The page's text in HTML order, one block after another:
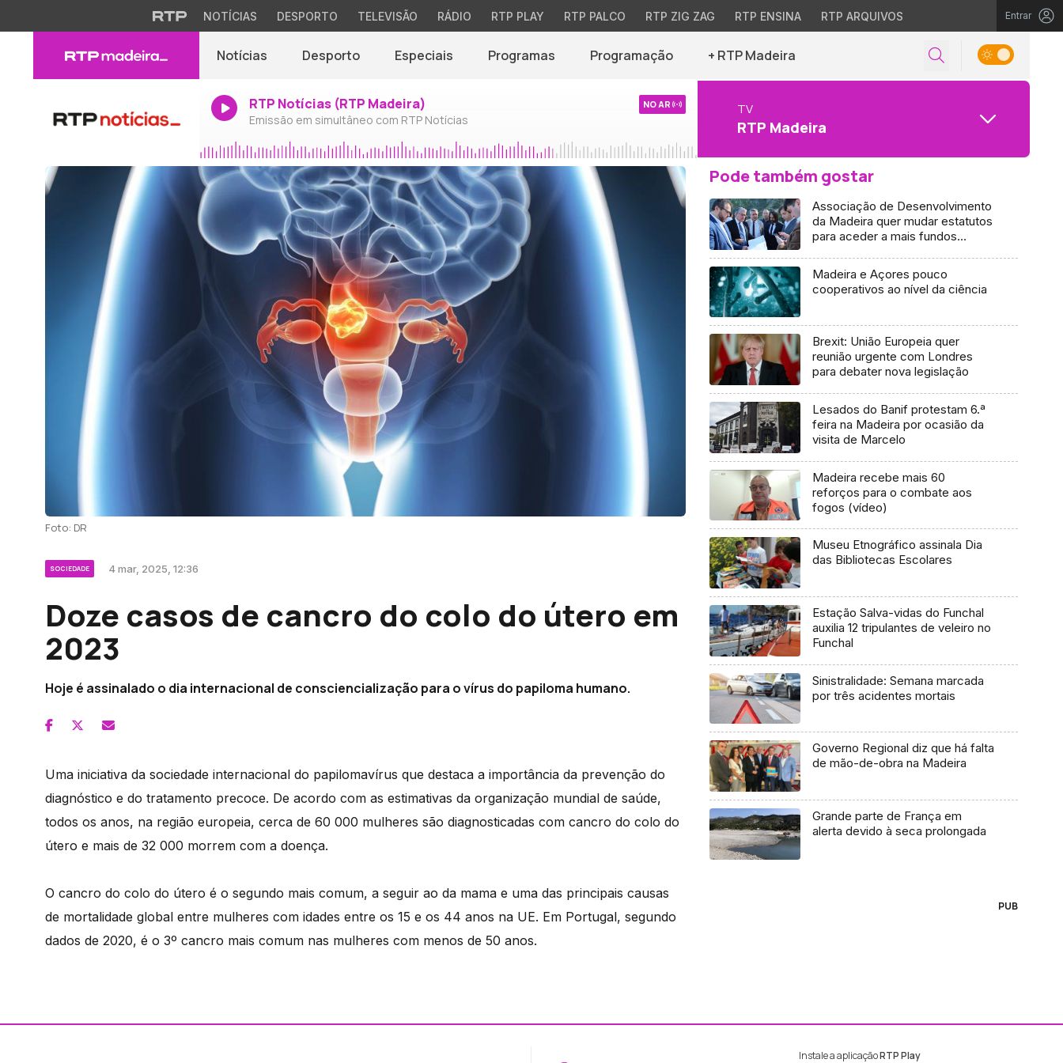
NOTÍCIAS DESPORTO TELEVISÃO RÁDIO RTP PLAY RTP PALCO RTP ZIG ZAG RTP ENSINA RTP ARQUIVOS Entrar
Notícias Desporto Especiais Programas Programação + RTP Madeira
RTP Notícias (RTP Madeira)
Emissão em simultâneo com RTP Notícias
NO AR TV
RTP Madeira
Foto: DR
SOCIEDADE 4 mar, 2025, 12:36
Doze casos de cancro do colo do útero em
2023
Hoje é assinalado o dia internacional de consciencialização para o vírus do papiloma humano.
Uma iniciativa da sociedade internacional do papilomavírus que destaca a importância da prevenção do
diagnóstico e do tratamento precoce. De acordo com as estimativas da organização mundial de saúde,
todos os anos, na região europeia, cerca de 60 000 mulheres são diagnosticadas com cancro do colo do
útero e mais de 32 000 morrem com a doença.
O cancro do colo do útero é o segundo mais comum, a seguir ao da mama e uma das principais causas
de mortalidade global entre mulheres com idades entre os 15 e os 44 anos na UE. Em Portugal, segundo
dados de 2020, é o 3º cancro mais comum nas mulheres com menos de 50 anos.
Pode também gostar
Associação de Desenvolvimento
da Madeira quer mudar estatutos
para aceder a mais fundos
Madeira e Açores pouco
cooperativos ao nível da ciência
Brexit: União Europeia quer
reunião urgente com Londres
para debater nova legislação
Lesados do Banif protestam 6.ª
feira na Madeira por ocasião da
visita de Marcelo
Madeira recebe mais 60
reforços para o combate aos
fogos (vídeo)
Museu Etnográfico assinala Dia
das Bibliotecas Escolares
Estação Salva-vidas do Funchal
auxilia 12 tripulantes de veleiro no
Funchal
Sinistralidade: Semana marcada
por três acidentes mortais
Governo Regional diz que há falta
de mão-de-obra na Madeira
Grande parte de França em
alerta devido à seca prolongada
PUB
Instale a aplicaçãoRTP Play